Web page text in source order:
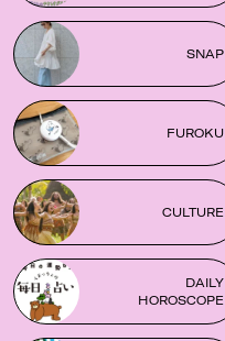
SNAP
FUROKU
CULTURE
DAILY
HOROSCOPE